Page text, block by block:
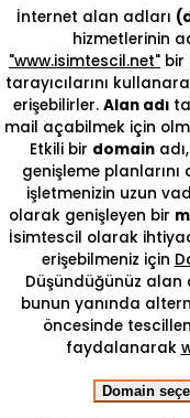
İnternet alan adları
hizmetlerinin
"www.isimtescil.net" bir
tarayıcılarını
erişebilirler. Alan adı
mail açabilmek için
Etkili bir domain
genişleme
işletmenizin uzun
olarak genişleyen bir
İsimtescil olarak
erişebilmeniz için
Düşündüğünüz alan
bunun yanında
öncesinde
faydalanarak
Domain